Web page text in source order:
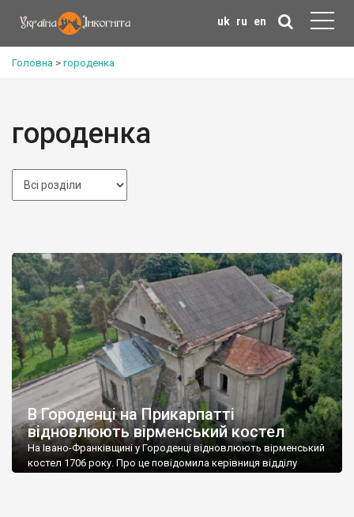
uk ru en
Головна > городенка
городенка
В Городенці на Прикарпатті
відновлюють вірменський костел
На Івано-Франківщині у Городенці відновлюють вірменський
костел 1706 року. Про це повідомила керівниця відділу